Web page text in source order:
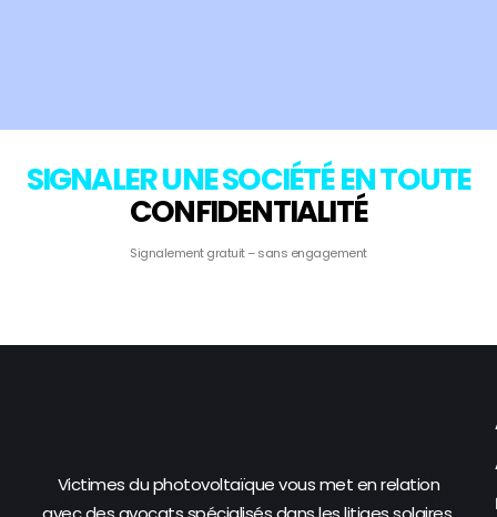
SIGNALER UNE SOCIÉTÉ EN TOUTE
CONFIDENTIALITÉ
Signalement gratuit – sans engagement
Victimes du photovoltaïque vous met en relation